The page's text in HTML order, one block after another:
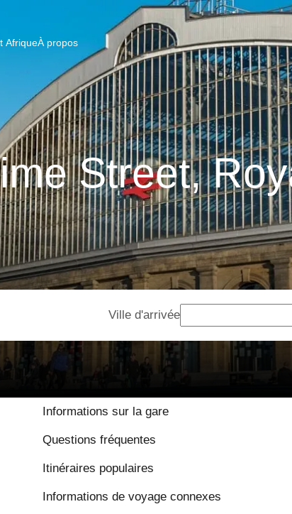
AfriqueÀ propos
Street,
Ville d'arrivée
Informations sur la gare
Questions fréquentes
Itinéraires populaires
Informations de voyage connexes